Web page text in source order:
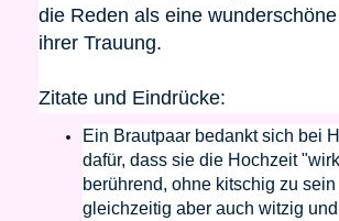
die Reden als eine
ihrer Trauung.
Zitate und Eindrücke:
Ein Brautpaar bedankt sich bei
dafür, dass sie die Hochzeit
berührend, ohne kitschig zu sein
gleichzeitig aber auch witzig